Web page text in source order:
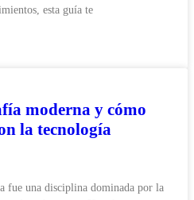
esta guía te
moderna y cómo
la tecnología
fue una disciplina dominada por la